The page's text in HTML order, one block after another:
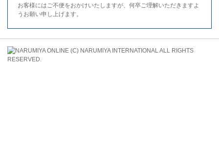
お客様にはご不便をおかけいたしますが、何卒ご理解いただきますよ
うお願い申し上げます。